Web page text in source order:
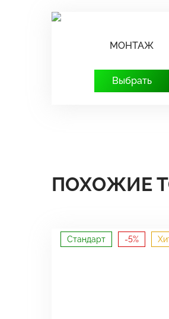
МОНТАЖ
Выбрать
ПОХОЖИЕ
Стандарт -5%